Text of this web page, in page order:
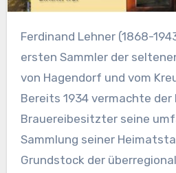
Ferdinand Lehner (1868-1943) gilt als einer der
ersten Sammler der
von Hagendorf und vom
Bereits 1934 vermachte der
Brauereibesitzter seine
Sammlung seiner
Grundstock der